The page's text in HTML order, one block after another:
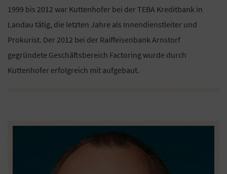
1999 bis 2012 war Kuttenhofer bei der TEBA Kreditbank in
Landau tätig, die letzten Jahre als Innendienstleiter und
Prokurist. Der 2012 bei der Raiffeisenbank Arnstorf
gegründete Geschäftsbereich Factoring wurde durch
Kuttenhofer erfolgreich mit aufgebaut.